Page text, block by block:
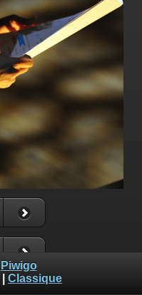
Piwigo
Classique